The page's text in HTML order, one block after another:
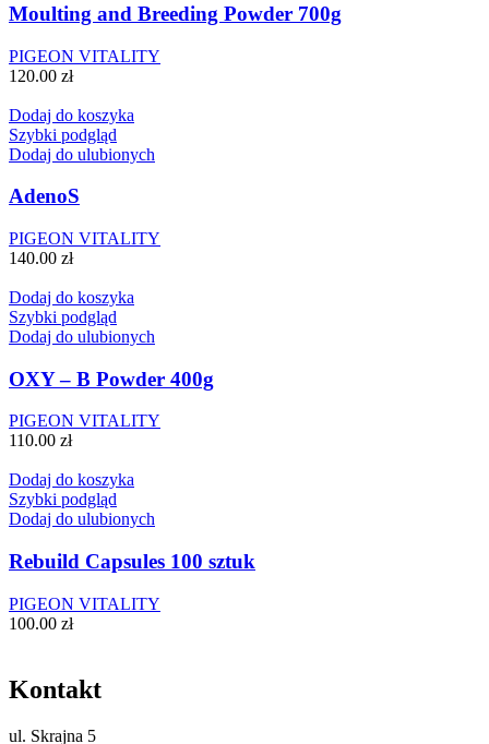
Moulting and Breeding Powder 700g
PIGEON VITALITY
120.00 zł
Dodaj do koszyka
Szybki podgląd
Dodaj do ulubionych
AdenoS
PIGEON VITALITY
140.00 zł
Dodaj do koszyka
Szybki podgląd
Dodaj do ulubionych
OXY – B Powder 400g
PIGEON VITALITY
110.00 zł
Dodaj do koszyka
Szybki podgląd
Dodaj do ulubionych
Rebuild Capsules 100 sztuk
PIGEON VITALITY
100.00 zł
Kontakt
ul. Skrajna 5